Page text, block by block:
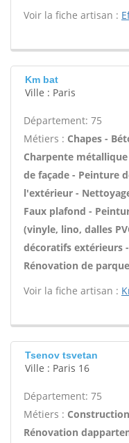
Voir la fiche artisan :
Km bat
Ville : Paris
Département: 75
Métiers : Chapes -
Charpente
de façade - Peinture
l'extérieur -
Faux plafond -
(vinyle, lino, dalles
décoratifs extérieurs
Rénovation de
Voir la fiche artisan :
Tsenov tsvetan
Ville : Paris 16
Département: 75
Métiers :
Rénovation